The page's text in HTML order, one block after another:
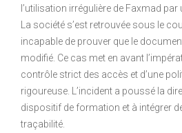
l’utilisation irrégulière de Faxmad
La société s’est retrouvée sous le
incapable de prouver que le
modifié. Ce cas met en avant
contrôle strict des accès et d’une
rigoureuse. L’incident a poussé la
dispositif de formation et à intégrer
traçabilité.